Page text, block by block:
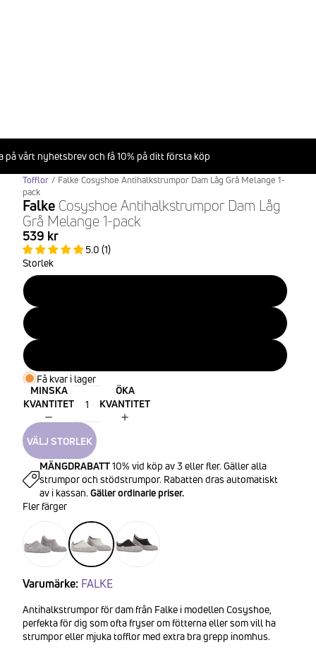
på vårt nyhetsbrev och få 10% på ditt första köp
Tofflor / Falke Cosyshoe Antihalkstrumpor Dam Låg Grå Melange 1-
pack
Falke Cosyshoe Antihalkstrumpor Dam Låg
Grå Melange 1-pack
539 kr
5.0 (1)
Storlek
Få kvar i lager
MINSKA
KVANTITET
ÖKA
KVANTITET
VÄLJ STORLEK
MÄNGDRABATT10% vid köp av 3 eller fler. Gäller alla
strumpor och stödstrumpor. Rabatten dras automatiskt
av i kassan.Gäller ordinarie priser.
Fler färger
Varumärke: FALKE
Antihalkstrumpor för dam från Falke i modellen Cosyshoe,
perfekta för dig som ofta fryser om fötterna eller som vill ha
strumpor eller mjuka tofflor med extra bra grepp inomhus.